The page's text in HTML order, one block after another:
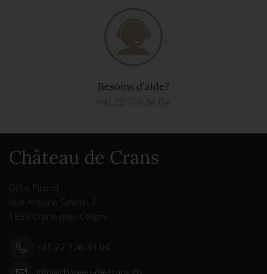
Besoins d'aide?
+41 22 776 34 04
Château de Crans
Gilles Pilloud
Rue Antoine Saladin 8
1299 Crans-près-Céligny
+41 22 776 34 04